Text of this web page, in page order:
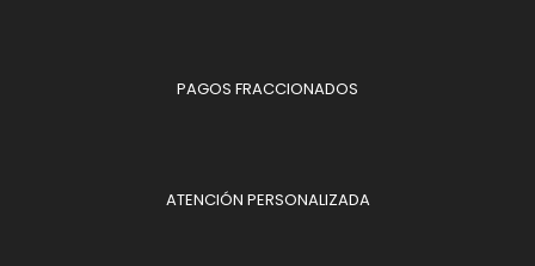
PAGOS FRACCIONADOS
ATENCIÓN PERSONALIZADA